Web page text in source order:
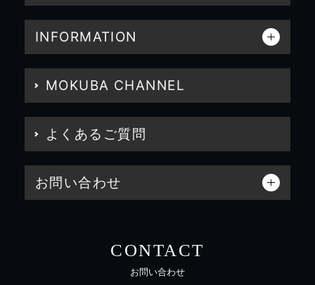
INFORMATION
MOKUBA CHANNEL
よくあるご質問
お問い合わせ
CONTACT
お問い合わせ